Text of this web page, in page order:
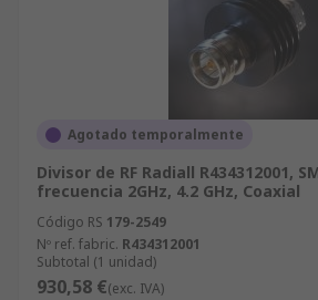
Agotado temporalmente
Divisor de RF Radiall R434312001,
frecuencia 2GHz, 4.2 GHz, Coaxial
Código RS 179-2549
Nº ref. fabric. R434312001
Subtotal (1 unidad)
930,58 €(exc. IVA)